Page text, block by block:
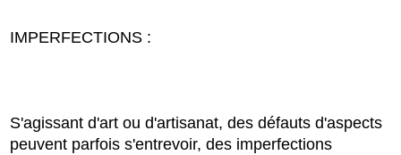
IMPERFECTIONS :
S'agissant d'art ou d'artisanat, des défauts d'aspects
peuvent parfois s'entrevoir, des imperfections